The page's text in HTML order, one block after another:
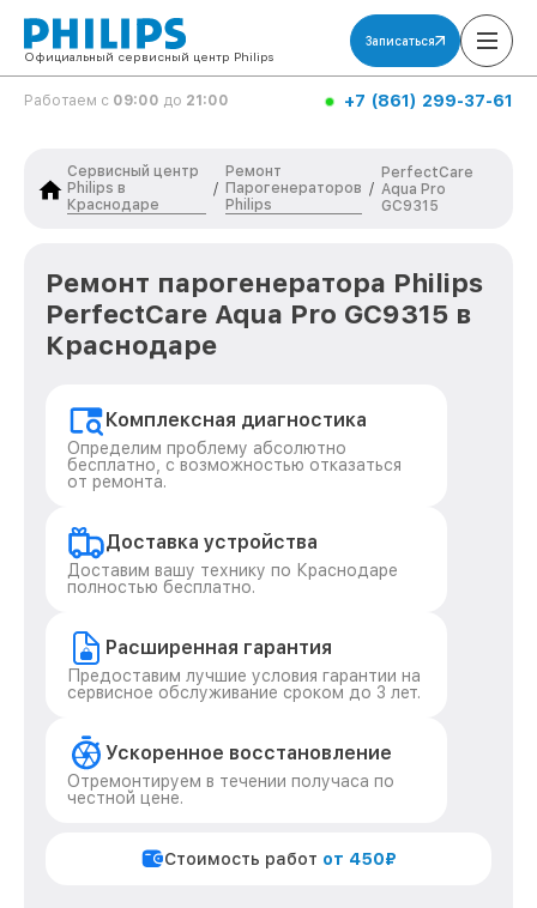
Официальный сервисный центр Philips
Записаться
Работаем с 09:00 до 21:00 +7 (861) 299-37-61
Сервисный центр
Philips в
Краснодаре
/
Ремонт
Парогенераторов
Philips
/
PerfectCare
Aqua Pro
GC9315
Ремонт парогенератора Philips
PerfectCare Aqua Pro GC9315 в
Краснодаре
Комплексная диагностика
Определим проблему абсолютно
бесплатно, с возможностью отказаться
от ремонта.
Доставка устройства
Доставим вашу технику по Краснодаре
полностью бесплатно.
Расширенная гарантия
Предоставим лучшие условия гарантии на
сервисное обслуживание сроком до 3 лет.
Ускоренное восстановление
Отремонтируем в течении получаса по
честной цене.
Стоимость работ от 450₽